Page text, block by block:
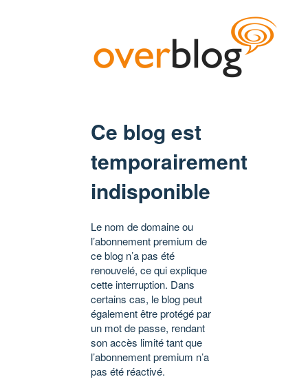
Ce blog est
temporairement
indisponible
Le nom de domaine ou
l’abonnement premium de
ce blog n’a pas été
renouvelé, ce qui explique
cette interruption. Dans
certains cas, le blog peut
également être protégé par
un mot de passe, rendant
son accès limité tant que
l’abonnement premium n’a
pas été réactivé.